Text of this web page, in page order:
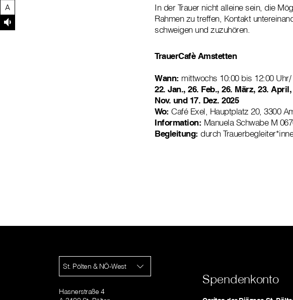
A
In der Trauer nicht alleine sein, die
Rahmen zu treffen, Kontakt
schweigen und zuzuhören.
TrauerCafè Amstetten
Wann: mittwochs 10:00 bis 12:00
22. Jan., 26. Feb., 26. März, 23.
Nov. und 17. Dez. 2025
Wo: Café Exel, Hauptplatz 20, 3300
Information: Manuela Schwabe M
Begleitung: durch
St. Pölten & NÖ-West
Hasnerstraße 4
Spendenkonto